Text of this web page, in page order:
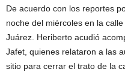
De acuerdo con los reportes
noche del miércoles en la
Juárez. Heriberto acudió
Jafet, quienes relataron a las
sitio para cerrar el trato de la